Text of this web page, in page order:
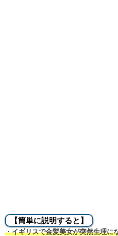
【簡単に説明すると】
・イギリスで金髪美女が突然生理に